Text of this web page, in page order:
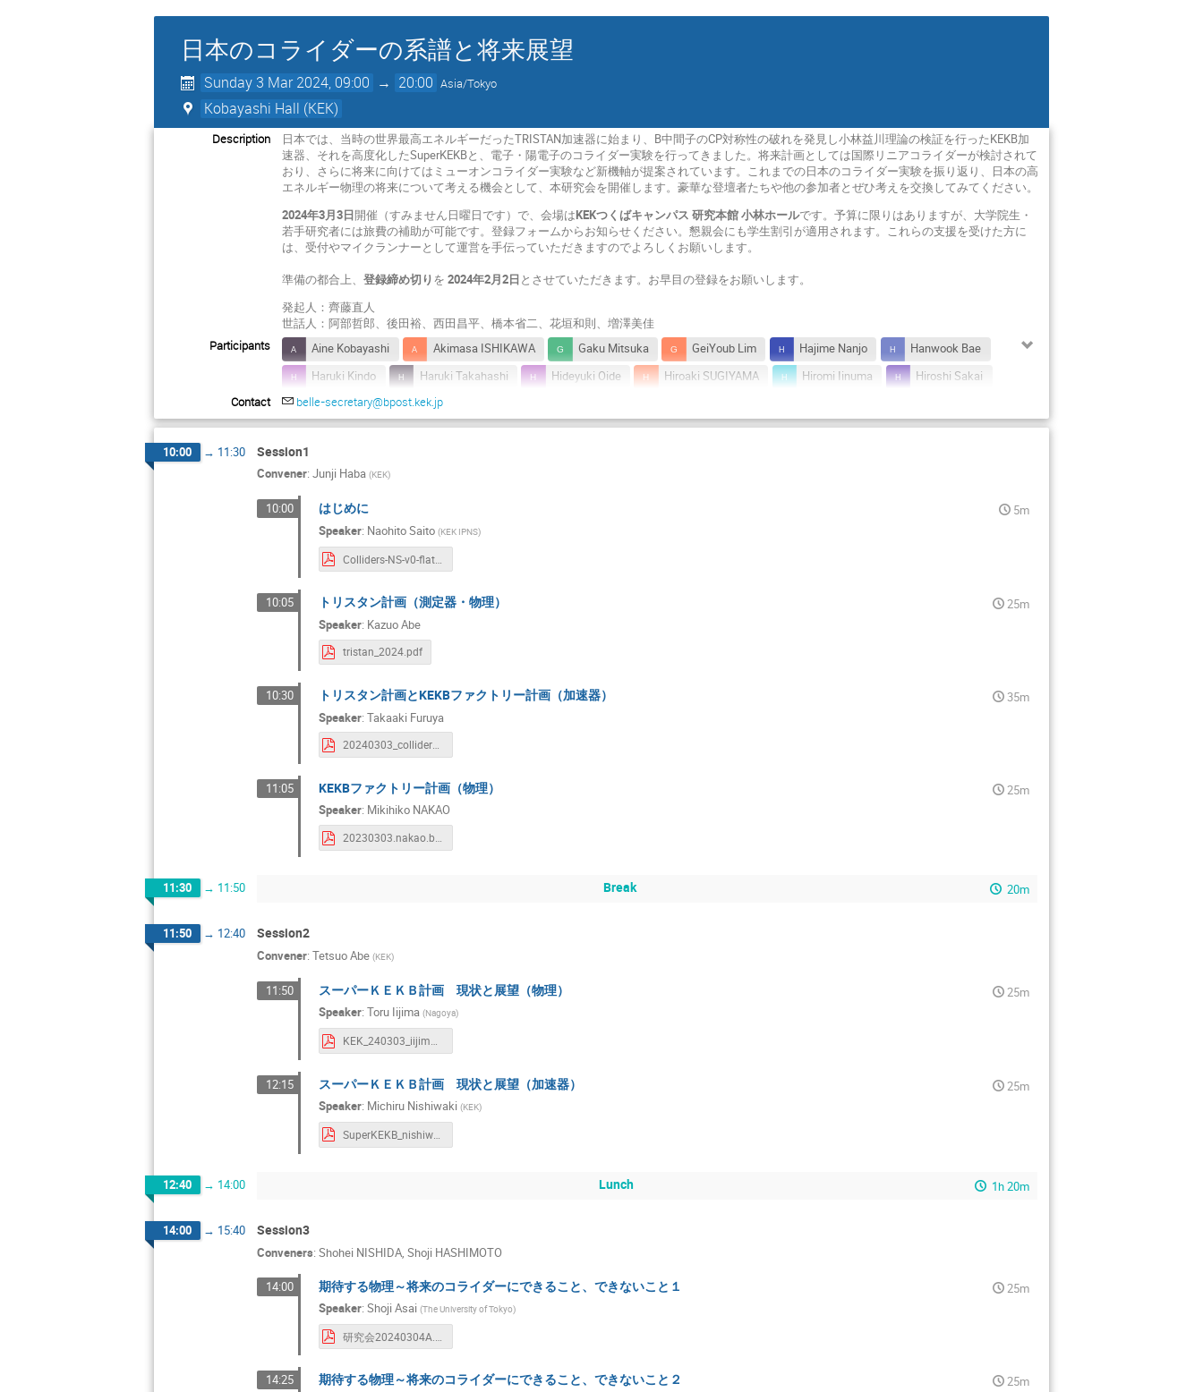
日本のコライダーの系譜と将来展望
Sunday 3 Mar 2024, 09:00 → 20:00 Asia/Tokyo
Kobayashi Hall (KEK)
Description
日本では、当時の世界最高エネルギーだったTRISTAN加速器に始まり、B中間子のCP対称性の破れを発見し小林益川理論の検証を行ったKEKB加
速器、それを高度化したSuperKEKBと、電子・陽電子のコライダー実験を行ってきました。将来計画としては国際リニアコライダーが検討されて
おり、さらに将来に向けてはミューオンコライダー実験など新機軸が提案されています。これまでの日本のコライダー実験を振り返り、日本の高
エネルギー物理の将来について考える機会として、本研究会を開催します。豪華な登壇者たちや他の参加者とぜひ考えを交換してみてください。
2024年3月3日開催（すみません日曜日です）で、会場はKEKつくばキャンパス 研究本館 小林ホールです。予算に限りはありますが、大学院生・
若手研究者には旅費の補助が可能です。登録フォームからお知らせください。懇親会にも学生割引が適用されます。これらの支援を受けた方に
は、受付やマイクランナーとして運営を手伝っていただきますのでよろしくお願いします。
準備の都合上、登録締め切りを 2024年2月2日とさせていただきます。お早目の登録をお願いします。
発起人：齊藤直人
世話人：阿部哲郎、後田裕、西田昌平、橋本省二、花垣和則、増澤美佳
Participants
Aine Kobayashi Akimasa ISHIKAWA Gaku Mitsuka GeiYoub Lim Hajime Nanjo
Hanwook Bae
Haruki Kindo
Haruki Takahashi Hideyuki Oide Hiroaki SUGIYAMA Hiromi Iinuma
Hiroshi Sakai
Hirotaka Shimizu
Hitomi Ikeda
Junichi Tanaka
Junji Haba Junji Tojo Junping Tian Kaoru Yokoya
Katsumasa Ikematsu
Kohji Hirata
Makoto Tomoto
Masahiro Yamamoto
Masato Kimura
Masaya Ishino
Mihoko NOJIRI
Mika Masuzawa
Nanae TANIGUCHI
Ryota Matsushita
Shohei Okawa
Shuji Tanaka
Shusei KAMIOKA
Takashi OBINA
Takashi Yoshimoto
Takeshi NAKADAIRA
Tetsuo ABE
Tetsuo Shidara
Yujiro Ogawa
島崎 奉文
文彰 男谷 明 山本
Contact belle-secretary@bpost.kek.jp
10:00 → 11:30 Session1
Convener: Junji Haba (KEK)
10:00 はじめに
5m
Speaker: Naohito Saito (KEK IPNS)
Colliders-NS-v0-flat.pdf
10:05 トリスタン計画（測定器・物理）
25m
Speaker: Kazuo Abe
tristan_2024.pdf
10:30 トリスタン計画とKEKBファクトリー計画（加速器）
35m
Speaker: Takaaki Furuya
20240303_collider_furuya.pdf
11:05 KEKBファクトリー計画（物理）
25m
Speaker: Mikihiko NAKAO
20230303.nakao.belle.pdf
11:30 → 11:50 Break 20m
11:50 → 12:40 Session2
Convener: Tetsuo Abe (KEK)
11:50 スーパーＫＥＫＢ計画 現状と展望（物理）
25m
Speaker: Toru Iijima (Nagoya)
KEK_240303_iijima_v3.pdf
12:15 スーパーＫＥＫＢ計画 現状と展望（加速器）
25m
Speaker: Michiru Nishiwaki (KEK)
SuperKEKB_nishiwaki_20240303.pdf
12:40 → 14:00 Lunch 1h 20m
14:00 → 15:40 Session3
Conveners: Shohei NISHIDA Shoji HASHIMOTO
14:00 期待する物理～将来のコライダーにできること、できないこと１
25m
Speaker: Shoji Asai (The University of Tokyo)
14:25 期待する物理～将来のコライダーにできること、できないこと２
25m